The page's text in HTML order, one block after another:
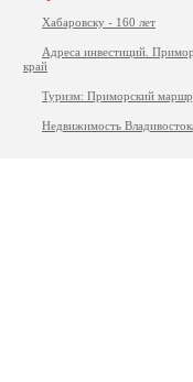
Хабаровску - 160 лет
Адреса инвестиций.
край
Туризм: Приморский
Недвижимость